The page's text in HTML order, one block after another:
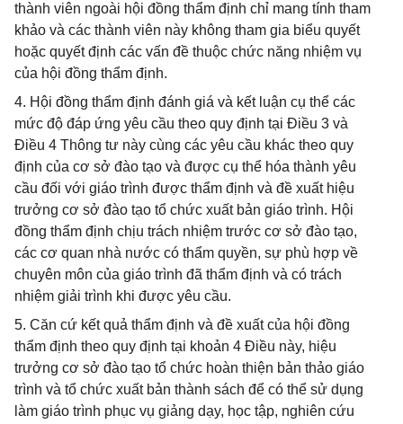
thành viên ngoài hội đồng thẩm định chỉ mang tính tham
khảo và các thành viên này không tham gia biểu quyết
hoặc quyết định các vấn đề thuộc chức năng nhiệm vụ
của hội đồng thẩm định.
4. Hội đồng thẩm định đánh giá và kết luận cụ thể các
mức độ đáp ứng yêu cầu theo quy định tại Điều 3 và
Điều 4 Thông tư này cùng các yêu cầu khác theo quy
định của cơ sở đào tạo và được cụ thể hóa thành yêu
cầu đối với giáo trình được thẩm định và đề xuất hiệu
trưởng cơ sở đào tạo tổ chức xuất bản giáo trình. Hội
đồng thẩm định chịu trách nhiệm trước cơ sở đào tạo,
các cơ quan nhà nước có thẩm quyền, sự phù hợp về
chuyên môn của giáo trình đã thẩm định và có trách
nhiệm giải trình khi được yêu cầu.
5. Căn cứ kết quả thẩm định và đề xuất của hội đồng
thẩm định theo quy định tại khoản 4 Điều này, hiệu
trưởng cơ sở đào tạo tổ chức hoàn thiện bản thảo giáo
trình và tổ chức xuất bản thành sách để có thể sử dụng
làm giáo trình phục vụ giảng dạy, học tập, nghiên cứu